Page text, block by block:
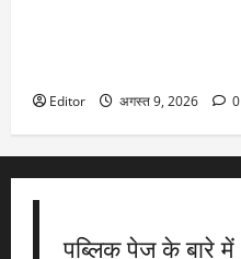
Editor अगस्त 9, 2026 0
पब्लिक पेज के बारे में